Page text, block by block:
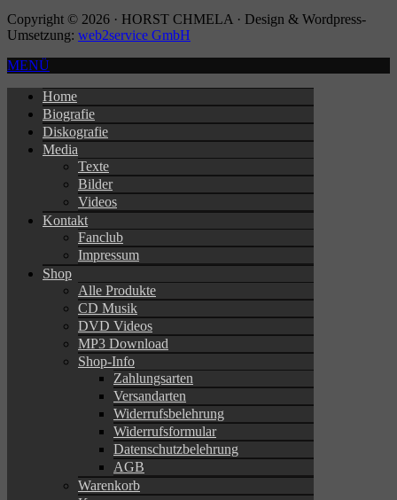
Copyright © 2026 · HORST CHMELA · Design & Wordpress-
Umsetzung: web2service GmbH
MENÜ
Home
Biografie
Diskografie
Media
Texte
Bilder
Videos
Kontakt
Fanclub
Impressum
Shop
Alle Produkte
CD Musik
DVD Videos
MP3 Download
Shop-Info
Zahlungsarten
Versandarten
Widerrufsbelehrung
Widerrufsformular
Datenschutzbelehrung
AGB
Warenkorb